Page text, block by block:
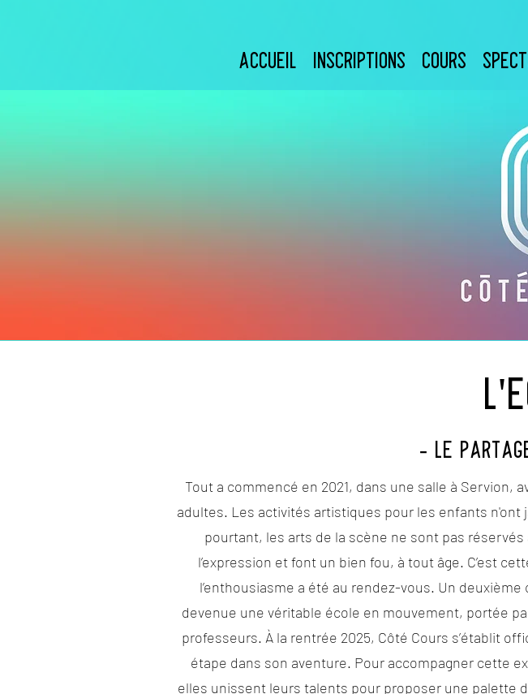
ACCUEIL INSCRIPTIONS COURS
- LE
Tout a commencé en 2021, dans une salle à
adultes. Les activités artistiques pour les enfants n'ont
pourtant, les arts de la scène ne sont pas
l’expression et font un bien fou, à tout âge. C’est
l’enthousiasme a été au rendez-vous. Un
devenue une véritable école en mouvement, portée
professeurs. À la rentrée 2025, Côté Cours s’établit
étape dans son aventure. Pour accompagner cette
elles unissent leurs talents pour proposer une palette